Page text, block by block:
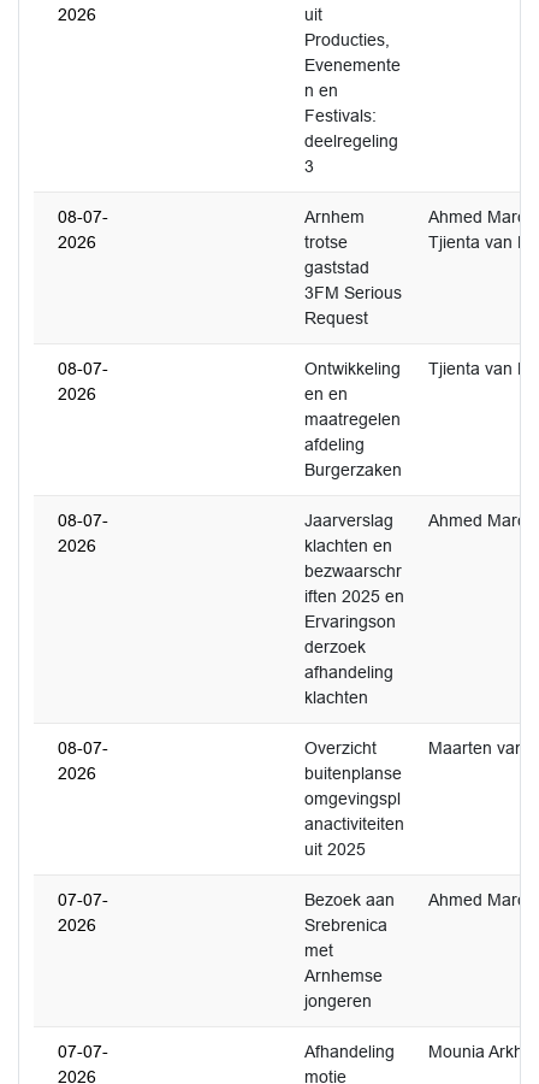
2026
uit
Producties,
Evenemente
n en
Festivals:
deelregeling
3
08-07-
2026
Arnhem
trotse
gaststad
3FM Serious
Request
Ahmed
Tjienta van
08-07-
2026
Ontwikkeling
en en
maatregelen
afdeling
Burgerzaken
Tjienta van
08-07-
2026
Jaarverslag
klachten en
bezwaarschr
iften 2025 en
Ervaringson
derzoek
afhandeling
klachten
Ahmed
08-07-
2026
Overzicht
buitenplanse
omgevingspl
anactiviteiten
uit 2025
Maarten van
07-07-
2026
Bezoek aan
Srebrenica
met
Arnhemse
jongeren
Ahmed
07-07-
2026
Afhandeling
motie
Mounia